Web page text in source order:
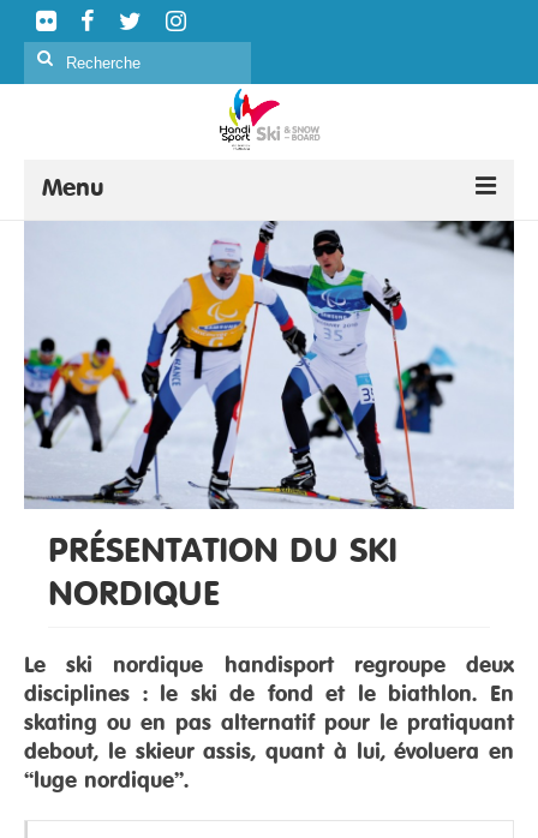
Rechercher
Menu
SKI NORDIQUE
SNOWBOARD
CURLING
FORMATION
ÉVÉNEMENTS
CLASSIFICATION
RESSOURCES
PRÉSENTATION DU SKI
NORDIQUE
Le ski nordique handisport regroupe deux
disciplines : le ski de fond et le biathlon. En
skating ou en pas alternatif pour le pratiquant
debout, le skieur assis, quant à lui, évoluera en
“luge nordique”.